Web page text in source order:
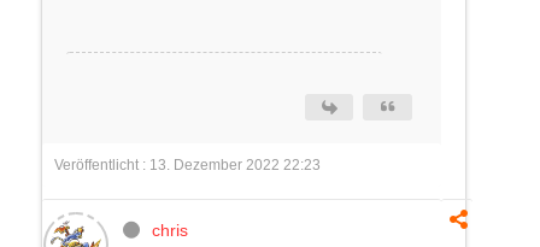
Veröffentlicht : 13. Dezember 2022 22:23
chris